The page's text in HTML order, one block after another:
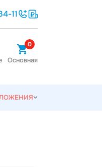
11
0
Основная